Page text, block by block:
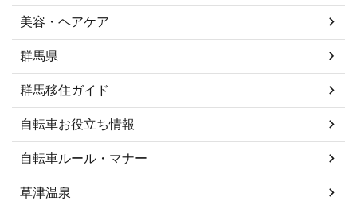
美容・ヘアケア
群馬県
群馬移住ガイド
自転車お役立ち情報
自転車ルール・マナー
草津温泉